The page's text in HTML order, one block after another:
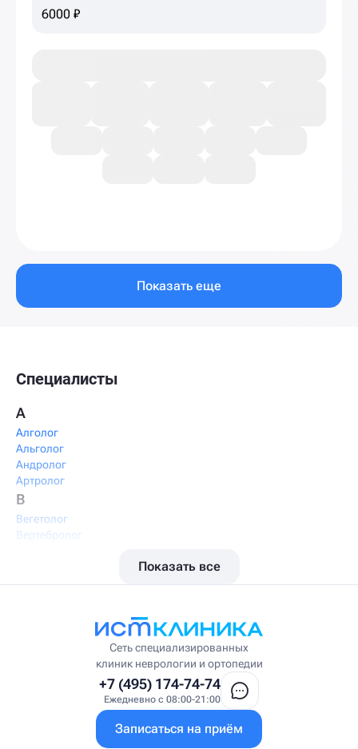
6000 ₽
Показать еще
Специалисты
А
Алголог
Альголог
Андролог
Артролог
В
Вегетолог
Вертебролог
Висцеральный массажист
Врач интегративной медицины
Врач первичного приёма
Показать все
Сеть специализированных
клиник неврологии и ортопедии
+7 (495) 174-74-74
Ежедневно с 08:00-21:00
Записаться на приём